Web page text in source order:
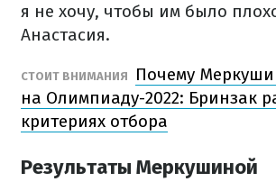
я не хочу, чтобы им было
Анастасия.
СТОИТ ВНИМАНИЯ
Почему
на Олимпиаду-2022: Бринзак
критериях отбора
Результаты Меркушиной